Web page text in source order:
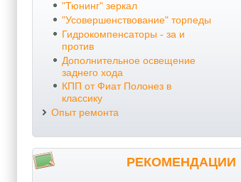
"Тюнинг" зеркал
"Усовершенствование" торпеды
Гидрокомпенсаторы - за и
против
Дополнительное освещение
заднего хода
КПП от Фиат Полонез в
классику
Опыт ремонта
РЕКОМЕНДАЦИИ